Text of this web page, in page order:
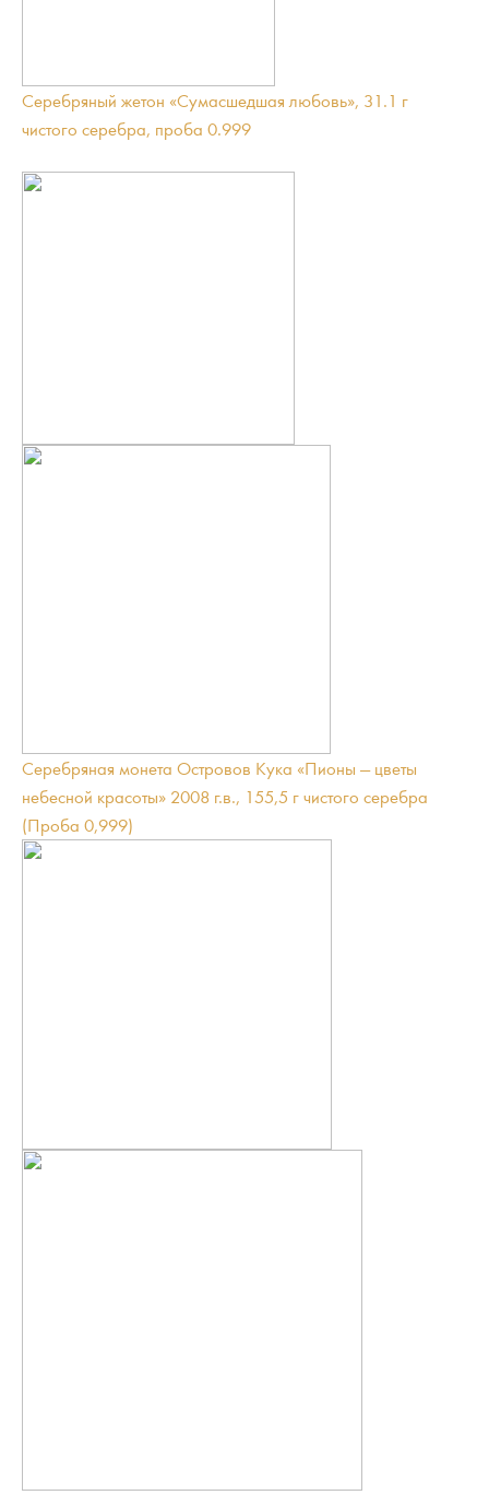
Серебряный жетон «Сумасшедшая любовь», 31.1 г
чистого серебра, проба 0.999
Серебряная монета Островов Кука «Пионы — цветы
небесной красоты» 2008 г.в., 155,5 г чистого серебра
(Проба 0,999)